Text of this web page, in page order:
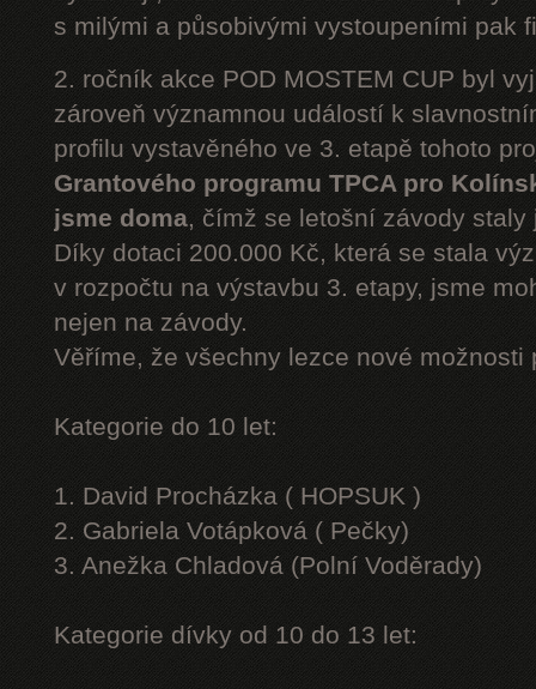
s milými a působivými vystoupeními pak
2. ročník akce POD MOSTEM CUP byl
zároveň významnou událostí k
profilu vystavěného ve 3. etapě tohoto
Grantového programu TPCA pro
jsme doma, čímž se letošní závody
Díky dotaci 200.000 Kč, která se stala
v rozpočtu na výstavbu 3. etapy, jsme
nejen na závody.
Věříme, že všechny lezce nové možnosti
Kategorie do 10 let:
1. David Procházka ( HOPSUK )
2. Gabriela Votápková ( Pečky)
3. Anežka Chladová (Polní Voděrady)
Kategorie dívky od 10 do 13 let: